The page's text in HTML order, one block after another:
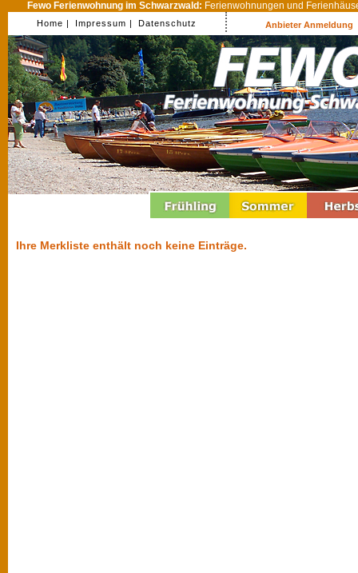
Fewo Ferienwohnung im Schwarzwald: Ferienwohnungen und
Home | Impressum | Datenschutz Anbieter Anmeldung
Ihre Merkliste enthält noch keine Einträge.